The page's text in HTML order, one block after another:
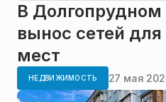
В
вынос сетей
мест
НЕДВИЖИМОСТЬ 27 мая